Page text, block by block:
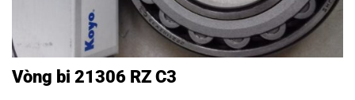
Vòng bi 21306 RZ C3